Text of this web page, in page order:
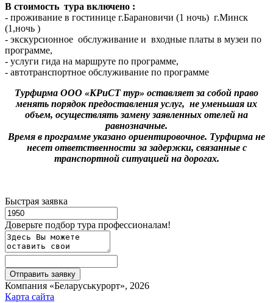
В стоимость тура включено :
- проживание в гостинице г.Барановичи (1 ночь) г.Минск
(1,ночь )
- экскурсионное обслуживание и входные платы в музеи по
программе,
- услуги гида на маршруте по программе,
- автотранспортное обслуживание по программе
Турфирма ООО «КРиСТ тур» оставляет за собой право
менять порядок предоставления услуг, не уменьшая их
объем, осуществлять замену заявленных отелей на
равнозначные.
Время в программе указано ориентировочное. Турфирма не
несет ответственности за задержки, связанные с
транспортной ситуацией на дорогах.
Быстрая заявка
Доверьте подбор тура профессионалам!
Компания «Беларуськурорт», 2026
Карта сайта